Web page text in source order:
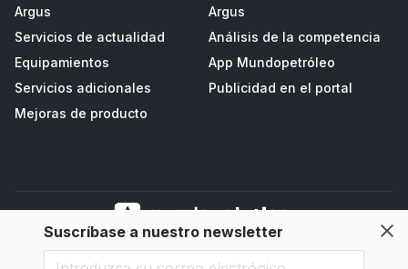
Suscríbase a nuestro newsletter
Argus
Servicios de actualidad
Equipamientos
Servicios adicionales
Mejoras de producto
Argus
Análisis de la competencia
App Mundopetróleo
Publicidad en el portal
Mundopetroleo Petrored, S.L. Polígono de Salcedo II, Parc. D3 - Navia
(33710), Asturias, España